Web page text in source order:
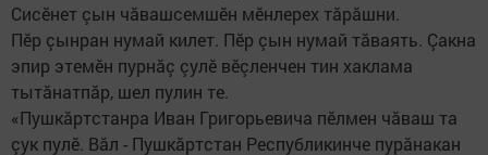
Сисӗнет çын чăвашсемшӗн мӗнлерех тăрăшни.
Пӗр çынран нумай килет. Пӗр çын нумай тăваять. Çакна
эпир этемӗн пурнăç çулӗ вӗçленчен тин хаклама
тытăнатпăр, шел пулин те.
«Пушкăртстанра Иван Григорьевича пĕлмен чăваш та
çук пулĕ. Вăл - Пушкăртстан Республикинче пурăнакан